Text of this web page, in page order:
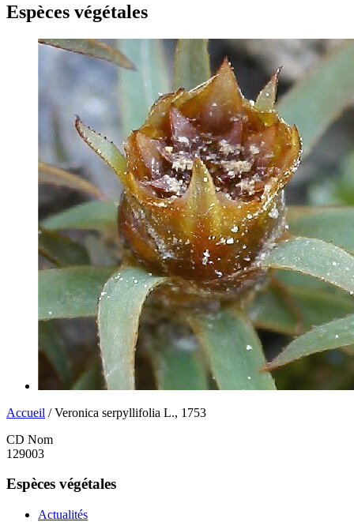
Espèces végétales
Accueil / Veronica serpyllifolia L., 1753
CD Nom
129003
Espèces végétales
Actualités